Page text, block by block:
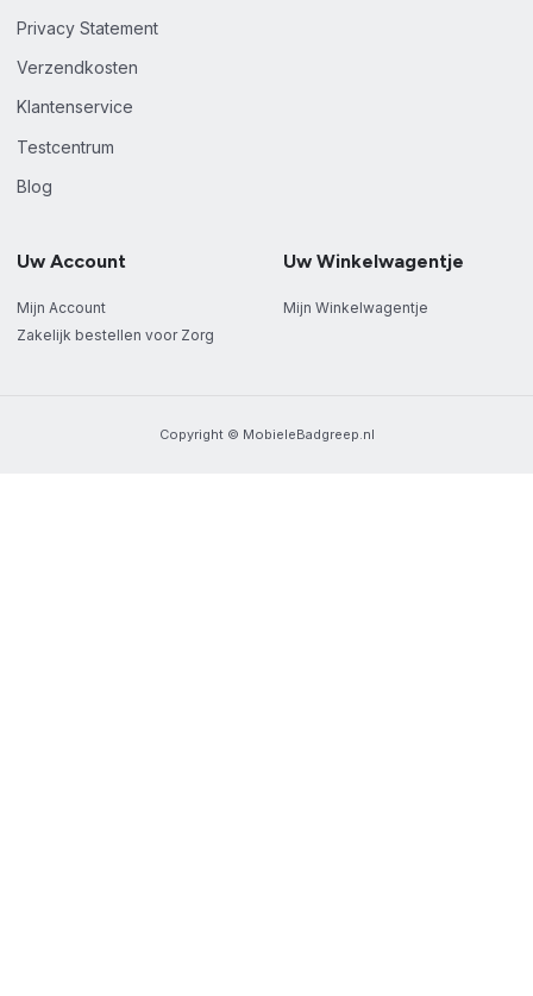
Privacy Statement
Verzendkosten
Klantenservice
Testcentrum
Blog
Uw Account
Mijn Account
Zakelijk bestellen voor Zorg
Uw Winkelwagentje
Mijn Winkelwagentje
Copyright © MobieleBadgreep.nl